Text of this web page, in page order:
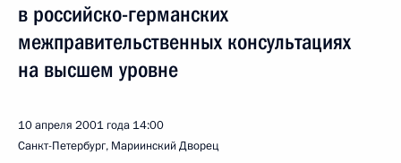
в российско-германских
межправительственных консультациях
на высшем уровне
10 апреля 2001 года 14:00
Санкт-Петербург, Мариинский Дворец